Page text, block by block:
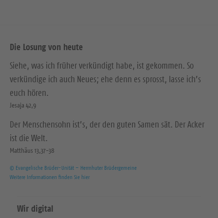
Die Losung von heute
Siehe, was ich früher verkündigt habe, ist gekommen. So
verkündige ich auch Neues; ehe denn es sprosst, lasse ich’s
euch hören.
Jesaja 42,9
Der Menschensohn ist’s, der den guten Samen sät. Der Acker
ist die Welt.
Matthäus 13,37-38
© Evangelische Brüder-Unität – Herrnhuter Brüdergemeine
Weitere Informationen finden Sie hier
Wir digital